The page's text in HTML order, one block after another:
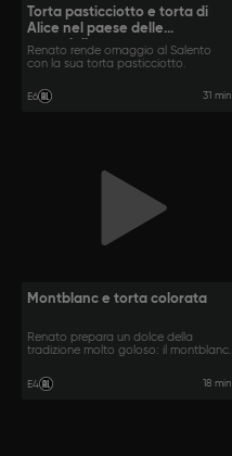
Torta pasticciotto e torta di
Alice nel paese delle
meraviglie
Renato rende omaggio al Salento
con la sua torta pasticciotto.
E6 31 min
Montblanc e torta colorata
Renato prepara un dolce della
tradizione molto goloso: il montblanc.
E4 18 min